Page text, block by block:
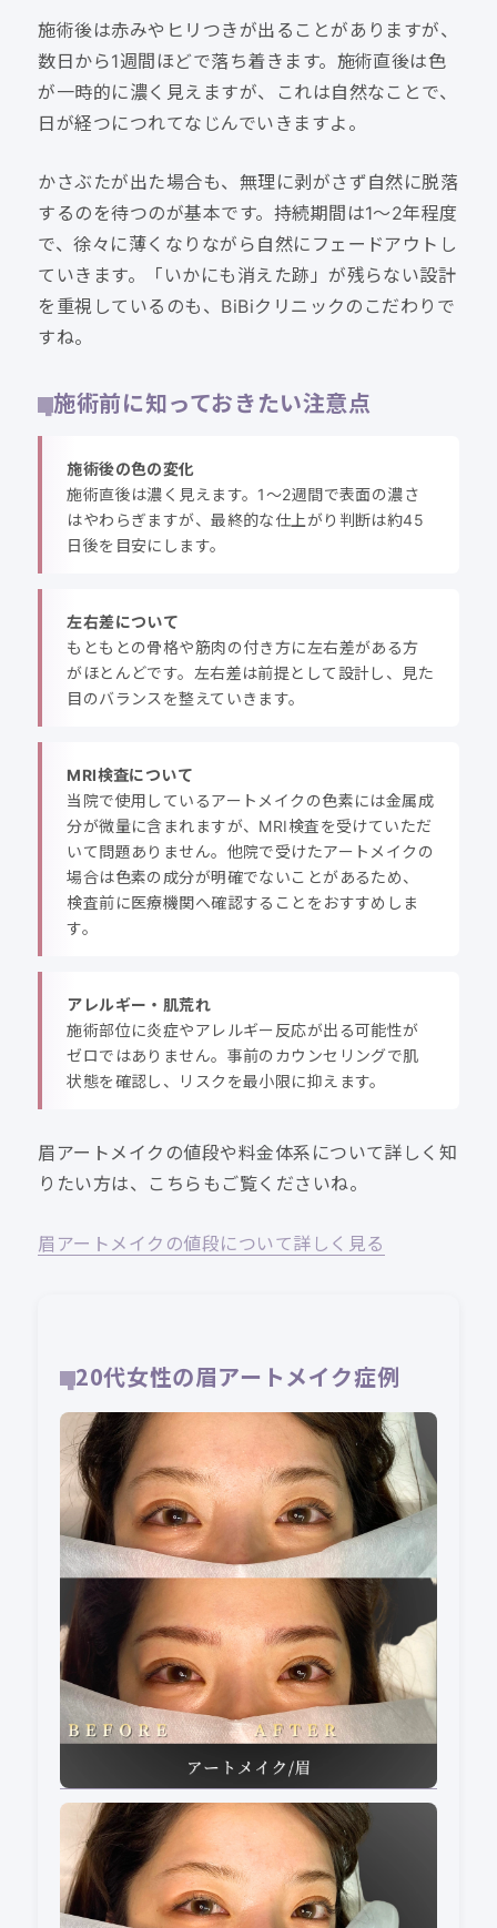
施術後は赤みやヒリつきが出ることがありますが、
数日から1週間ほどで落ち着きます。施術直後は色
が一時的に濃く見えますが、これは自然なことで、
日が経つにつれてなじんでいきますよ。
かさぶたが出た場合も、無理に剥がさず自然に脱落
するのを待つのが基本です。持続期間は1〜2年程度
で、徐々に薄くなりながら自然にフェードアウトし
ていきます。「いかにも消えた跡」が残らない設計
を重視しているのも、BiBiクリニックのこだわりで
すね。
施術前に知っておきたい注意点
施術後の色の変化
施術直後は濃く見えます。1〜2週間で表面の濃さ
はやわらぎますが、最終的な仕上がり判断は約45
日後を目安にします。
左右差について
もともとの骨格や筋肉の付き方に左右差がある方
がほとんどです。左右差は前提として設計し、見た
目のバランスを整えていきます。
MRI検査について
当院で使用しているアートメイクの色素には金属成
分が微量に含まれますが、MRI検査を受けていただ
いて問題ありません。他院で受けたアートメイクの
場合は色素の成分が明確でないことがあるため、
検査前に医療機関へ確認することをおすすめしま
す。
アレルギー・肌荒れ
施術部位に炎症やアレルギー反応が出る可能性が
ゼロではありません。事前のカウンセリングで肌
状態を確認し、リスクを最小限に抑えます。
眉アートメイクの値段や料金体系について詳しく知
りたい方は、こちらもご覧くださいね。
眉アートメイクの値段について詳しく見る
20代女性の眉アートメイク症例